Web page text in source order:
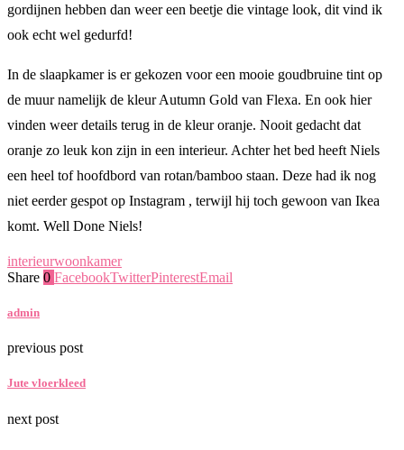
gordijnen hebben dan weer een beetje die vintage look, dit vind ik
ook echt wel gedurfd!
In de slaapkamer is er gekozen voor een mooie goudbruine tint op
de muur namelijk de kleur Autumn Gold van Flexa. En ook hier
vinden weer details terug in de kleur oranje. Nooit gedacht dat
oranje zo leuk kon zijn in een interieur. Achter het bed heeft Niels
een heel tof hoofdbord van rotan/bamboo staan. Deze had ik nog
niet eerder gespot op Instagram , terwijl hij toch gewoon van Ikea
komt. Well Done Niels!
interieurwoonkamer
Share 0 FacebookTwitterPinterestEmail
admin
previous post
Jute vloerkleed
next post